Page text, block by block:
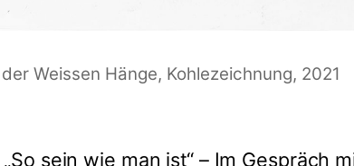
Weissen Hänge, Kohlezeichnung, 2021
„So sein wie man ist“ – Im Gespräch